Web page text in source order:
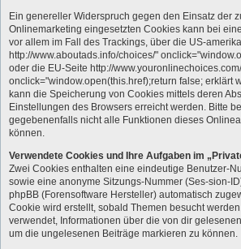
Ein genereller Widerspruch gegen den Einsatz der
Onlinemarketing eingesetzten Cookies kann bei
vor allem im Fall des Trackings, über die US-
http://www.aboutads.info/choices/"
oder die EU-Seite http://
onclick="window.open(this.href);return false; erklärt
kann die Speicherung von Cookies mittels deren
Einstellungen des Browsers erreicht werden. Bitte
gegebenenfalls nicht alle Funktionen dieses
können.
Verwendete Cookies und Ihre Aufgaben im
Zwei Cookies enthalten eine eindeutige Benutzer-
sowie eine anonyme Sitzungs-Nummer (Ses-sion-
phpBB (Forensoftware Hersteller) automatisch
Cookie wird erstellt, sobald Themen besucht
verwendet, Informationen über die von dir
um die ungelesenen Beiträge markieren zu können.